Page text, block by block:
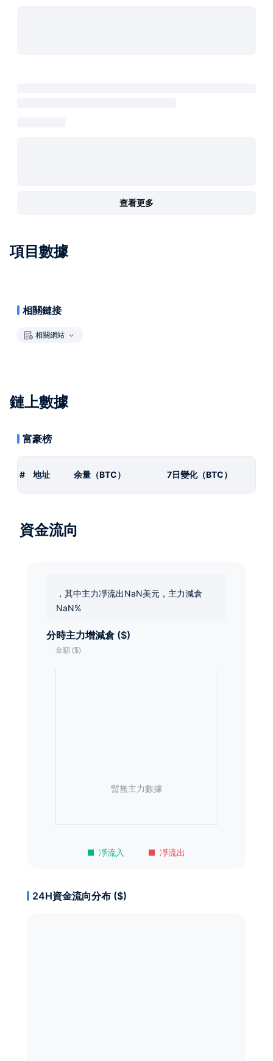
查看更多
項目數據
相關鏈接
相關網站
鏈上數據
富豪榜
# 地址 余量（BTC） 7日變化（BTC）
資金流向
，其中主力凈流出NaN美元，主力減倉
NaN%
分時主力增減倉 ($)
凈流入 凈流出
暫無主力數據
24H資金流向分布 ($)